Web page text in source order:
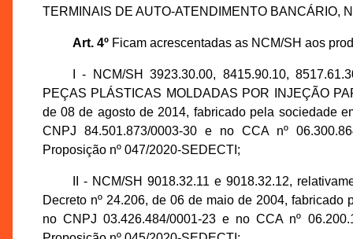
TERMINAIS DE AUTO-ATENDIMENTO BANCÁRIO,
Art. 4ºFicam acrescentadas as NCM/SH aos
I - NCM/SH 3923.30.00, 8415.90.10,
PEÇAS PLÁSTICAS MOLDADAS POR INJEÇÃO
de 08 de agosto de 2014, fabricado pela sociedade
CNPJ 84.501.873/0003-30 e no CCA nº
Proposição nº 047/2020-SEDECTI;
II - NCM/SH 9018.32.11 e 9018.32.12,
Decreto nº 24.206, de 06 de maio de 2004,
no CNPJ 03.426.484/0001-23 e no CCA nº